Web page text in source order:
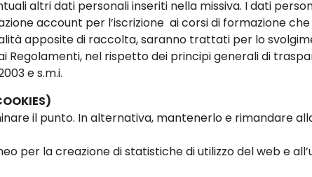
altri dati personali inseriti nella missiva. I dati
account per l’iscrizione ai corsi di formazione
apposite di raccolta, saranno trattati per lo
Regolamenti, nel rispetto dei principi generali di
e s.m.i.
il punto. In alternativa, mantenerlo e rimandare
per la creazione di statistiche di utilizzo del web e